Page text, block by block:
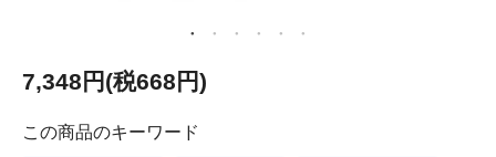
7,348円(税668円)
この商品のキーワード